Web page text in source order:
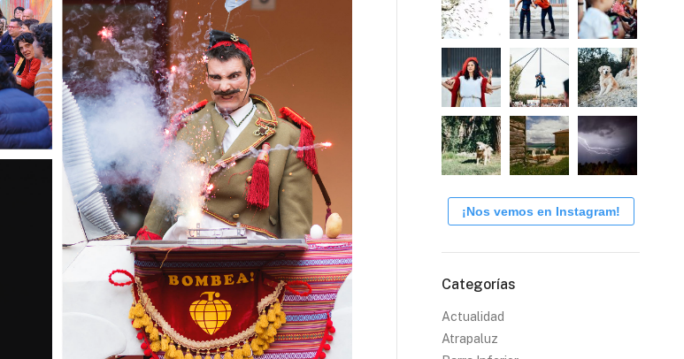
¡Nos vemos en Instagram!
Categorías
Actualidad
Atrapaluz